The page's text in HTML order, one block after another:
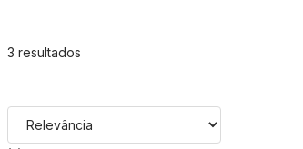
3 resultados